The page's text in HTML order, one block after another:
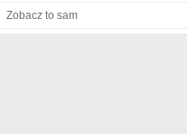
Zobacz to sam